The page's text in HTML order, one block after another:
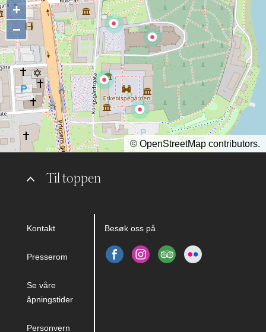
Til toppen
Kontakt
Presserom
Se våre
åpningstider
Personvern
Besøk oss på
+
−
© OpenStreetMap contributors.